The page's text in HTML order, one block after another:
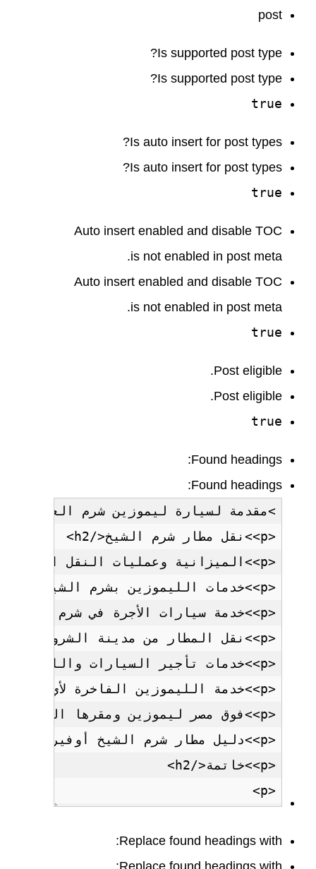
post
Is supported post type?
Is supported post type?
true
Is auto insert for post types?
Is auto insert for post types?
true
Auto insert enabled and disable TOC
is not enabled in post meta.
Auto insert enabled and disable TOC
is not enabled in post meta.
true
Post eligible.
Post eligible.
true
Found headings:
Found headings:
Replace found headings with: